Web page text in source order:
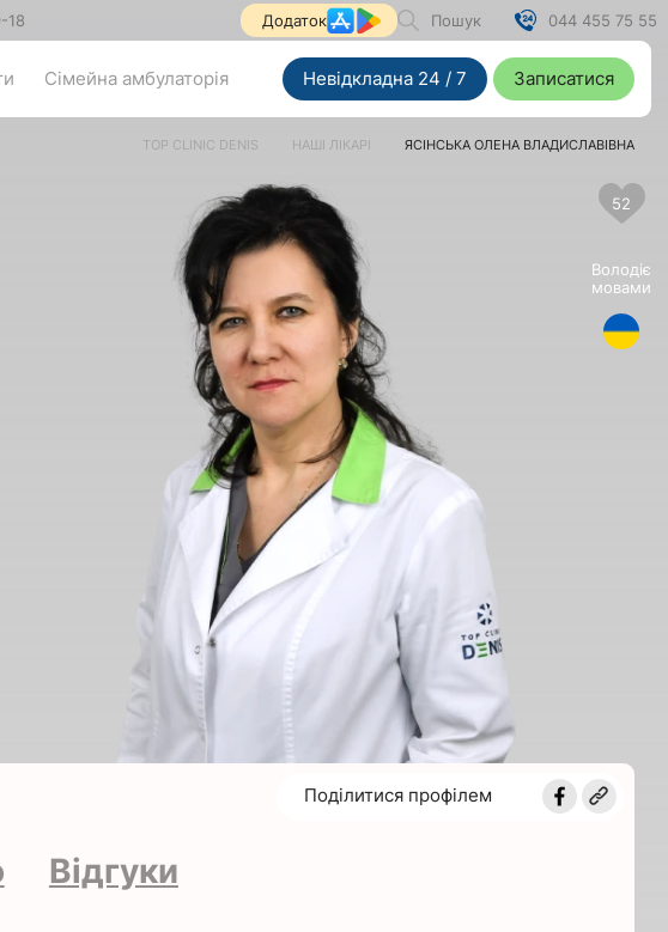
18 Додаток Пошук 044 455 75 55
Сімейна амбулаторія Невідкладна 24 / 7 Записатися
TOP CLINIC DENIS НАШІ ЛІКАРІ ЯСІНСЬКА ОЛЕНА ВЛАДИСЛАВІВНА
52
Володіє
мовами
Поділитися профілем
Відгуки